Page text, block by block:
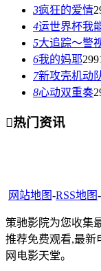
3疯狂的爱情
4运世界杯我
5大追踪〜警
6我的妈耶
7新攻壳机动
8心动双重奏
热门资讯
网站地图-RSS地图-
策驰影院为您收集
推荐免费观看,最新
网电影天堂。